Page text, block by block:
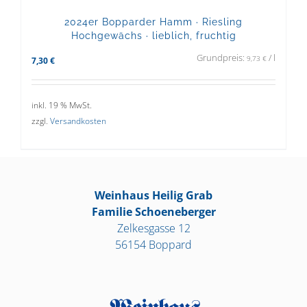
2024er Bopparder Hamm · Riesling
Hochgewächs · lieblich, fruchtig
7,30 € Grundpreis: 9,73 € / l
inkl. 19 % MwSt.
zzgl. Versandkosten
Weinhaus Heilig Grab
Familie Schoeneberger
Zelkesgasse 12
56154 Boppard